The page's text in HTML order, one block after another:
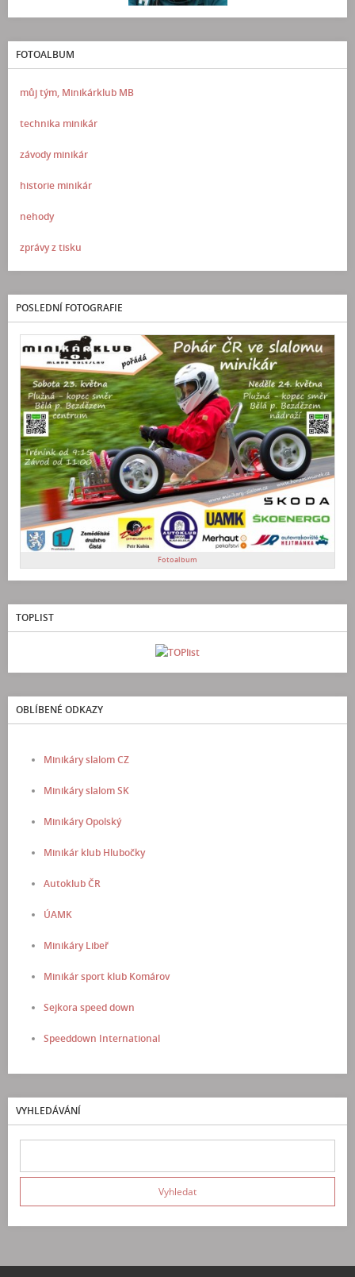
FOTOALBUM
můj tým, Minikárklub MB
technika minikár
závody minikár
historie minikár
nehody
zprávy z tisku
POSLEDNÍ FOTOGRAFIE
Fotoalbum
TOPLIST
OBLÍBENÉ ODKAZY
Minikáry slalom CZ
Minikáry slalom SK
Minikáry Opolský
Minikár klub Hlubočky
Autoklub ČR
ÚAMK
Minikáry Libeř
Minikár sport klub Komárov
Sejkora speed down
Speeddown International
VYHLEDÁVÁNÍ